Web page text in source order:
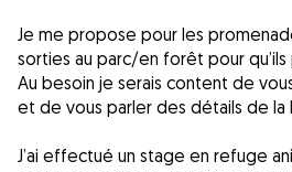
Je me propose pour les
sorties au parc/en forêt pour
Au besoin je serais content de
et de vous parler des détails de la
J’ai effectué un stage en refuge